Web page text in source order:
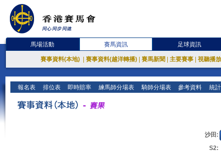
馬場活動 賽馬資訊 足球資訊
賽事資料(本地) 賽事資料(越洋轉播) 賽馬新聞 主要賽事 視聽播
報名表 排位表 即時賠率 練馬師分場表 騎師分場表 參考資料 統
沙田:
S2: